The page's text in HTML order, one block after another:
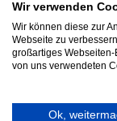
McIntosh mit 70
Spielen.
Zurück
Wir verwenden
Wir können diese zur
Webseite zu
großartiges
von uns verwendeten
Ok,